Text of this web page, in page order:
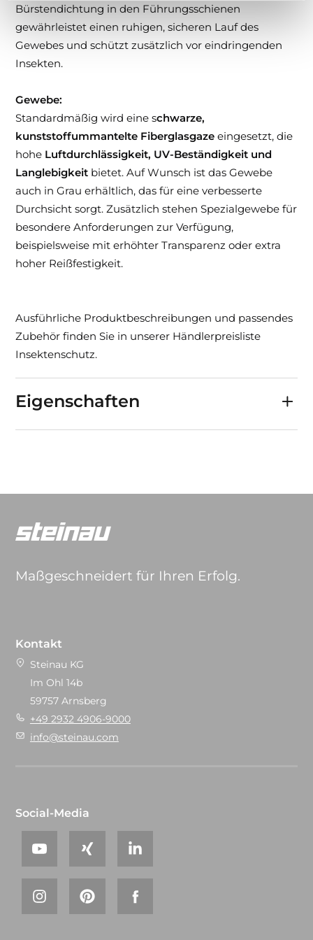
Bürstendichtung in den Führungsschienen
gewährleistet einen ruhigen, sicheren Lauf des
Gewebes und schützt zusätzlich vor eindringenden
Insekten.
Gewebe:
Standardmäßig wird eine schwarze,
kunststoffummantelte Fiberglasgazeeingesetzt, die
hohe Luftdurchlässigkeit, UV-Beständigkeit und
Langlebigkeit bietet. Auf Wunsch ist das Gewebe
auch in Grau erhältlich, das für eine verbesserte
Durchsicht sorgt. Zusätzlich stehen Spezialgewebe für
besondere Anforderungen zur Verfügung,
beispielsweise mit erhöhter Transparenz oder extra
hoher Reißfestigkeit.
Ausführliche Produktbeschreibungen und passendes
Zubehör finden Sie in unserer Händlerpreisliste
Insektenschutz.
Eigenschaften
Maßgeschneidert für Ihren Erfolg.
Kontakt
Steinau KG
Im Ohl 14b
59757 Arnsberg
+49 2932 4906-9000
info@steinau.com
Social-Media